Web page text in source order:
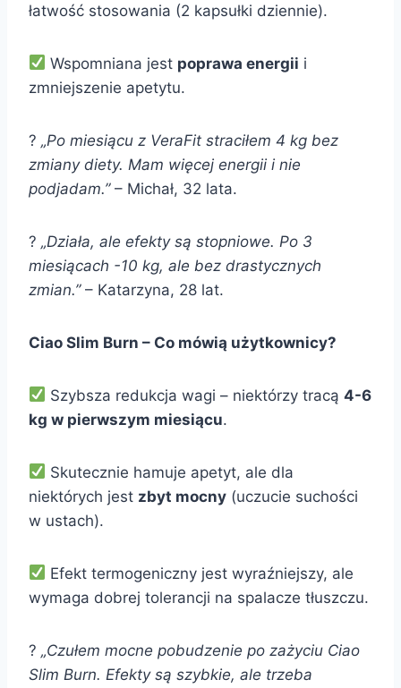
łatwość stosowania (2 kapsułki dziennie).
Wspomniana jest poprawa energii i
zmniejszenie apetytu.
? „Po miesiącu z VeraFit straciłem 4 kg bez
zmiany diety. Mam więcej energii i nie
podjadam.”– Michał, 32 lata.
? „Działa, ale efekty są stopniowe. Po 3
miesiącach -10 kg, ale bez drastycznych
zmian.”– Katarzyna, 28 lat.
Ciao Slim Burn – Co mówią użytkownicy?
Szybsza redukcja wagi – niektórzy tracą4-6
kg w pierwszym miesiącu.
Skutecznie hamuje apetyt, ale dla
niektórych jest zbyt mocny (uczucie suchości
w ustach).
Efekt termogeniczny jest wyraźniejszy, ale
wymaga dobrej tolerancji na spalacze tłuszczu.
? „Czułem mocne pobudzenie po zażyciu Ciao
Slim Burn. Efekty są szybkie, ale trzeba